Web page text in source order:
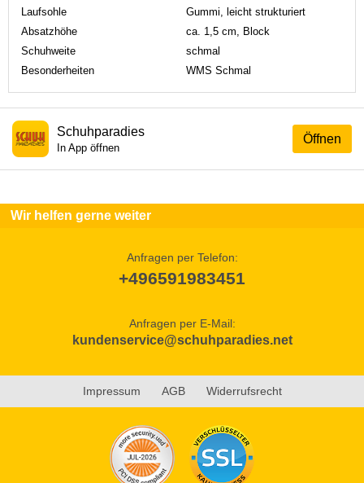
Laufsohle
Gummi, leicht strukturiert
Absatzhöhe
ca. 1,5 cm, Block
Schuhweite
schmal
Besonderheiten
WMS Schmal
Öffnen
Schuhparadies
In App öffnen
Wir helfen gerne weiter
Anfragen per Telefon:
+496591983451
Anfragen per E-Mail:
kundenservice@schuhparadies.net
Impressum AGB Widerrufsrecht